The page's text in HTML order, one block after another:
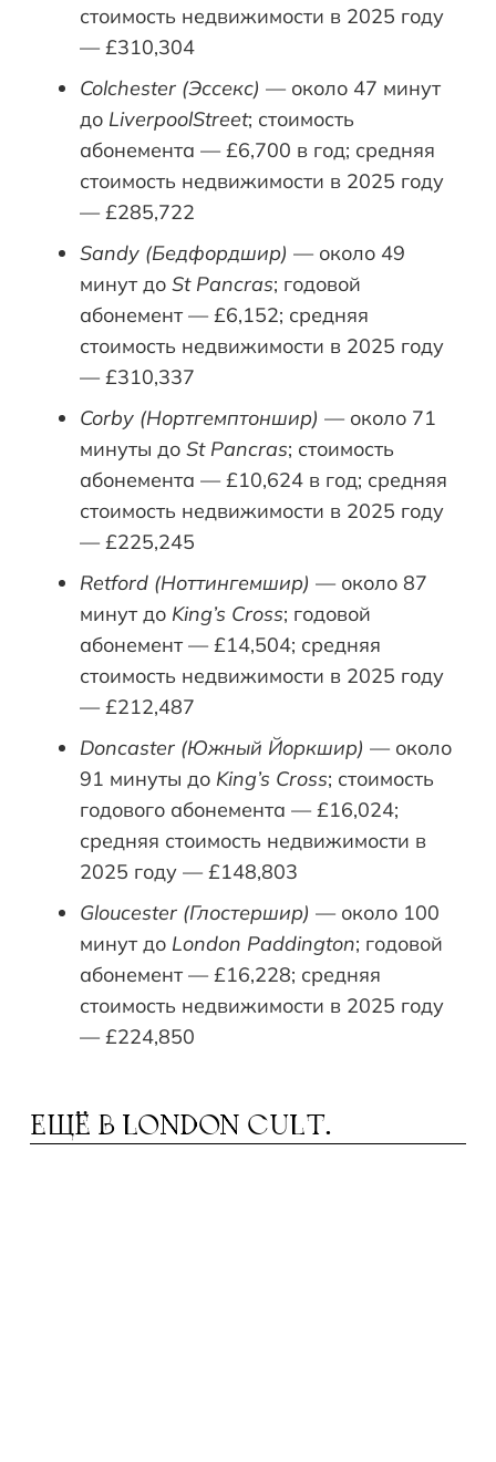
стоимость недвижимости в 2025 году
— £310,304
Colchester (Эссекс) — около 47 минут
до LiverpoolStreet; стоимость
абонемента — £6,700 в год; средняя
стоимость недвижимости в 2025 году
— £285,722
Sandy (Бедфордшир) — около 49
минут до St Pancras; годовой
абонемент — £6,152; средняя
стоимость недвижимости в 2025 году
— £310,337
Corby (Нортгемптоншир) — около 71
минуты до St Pancras; стоимость
абонемента — £10,624 в год; средняя
стоимость недвижимости в 2025 году
— £225,245
Retford (Ноттингемшир) — около 87
минут до King’s Cross; годовой
абонемент — £14,504; средняя
стоимость недвижимости в 2025 году
— £212,487
Doncaster (Южный Йоркшир) — около
91 минуты до King’s Cross; стоимость
годового абонемента — £16,024;
средняя стоимость недвижимости в
2025 году — £148,803
Gloucester (Глостершир) — около 100
минут до London Paddington; годовой
абонемент — £16,228; средняя
стоимость недвижимости в 2025 году
— £224,850
ЕЩЁ В LONDON CULT.